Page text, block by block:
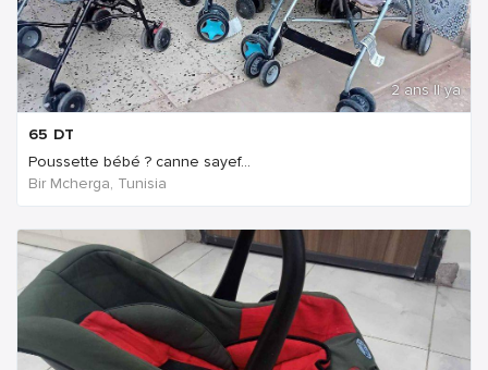
2 ans Il ya
65 DT
Poussette bébé ? canne sayef...
Bir Mcherga, Tunisia